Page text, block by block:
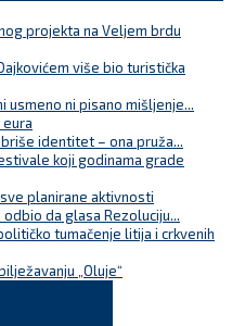
projekta na Veljem brdu
više bio turistička
usmeno ni pisano mišljenje...
eura
briše identitet – ona pruža...
koji godinama grade
planirane aktivnosti
da glasa Rezoluciju...
tumačenje litija i crkvenih
„Oluje“